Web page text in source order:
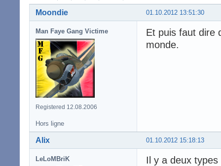
01.10.2012 13:51:30
Moondie
Man Faye Gang Victime
Registered 12.08.2006
Et puis faut dire
monde.
Hors ligne
01.10.2012 15:18:13
Alix
LeLoMBriK
Il y a deux types